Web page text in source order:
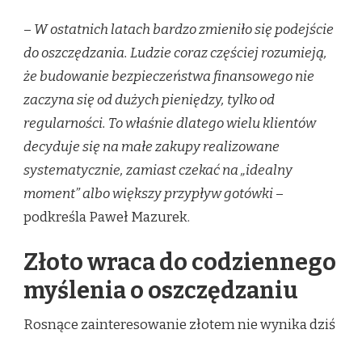
– W ostatnich latach bardzo zmieniło się podejście
do oszczędzania. Ludzie coraz częściej rozumieją,
że budowanie bezpieczeństwa finansowego nie
zaczyna się od dużych pieniędzy, tylko od
regularności. To właśnie dlatego wielu klientów
decyduje się na małe zakupy realizowane
systematycznie, zamiast czekać na „idealny
moment” albo większy przypływ gotówki–
podkreśla Paweł Mazurek.
Złoto wraca do codziennego
myślenia o oszczędzaniu
Rosnące zainteresowanie złotem nie wynika dziś